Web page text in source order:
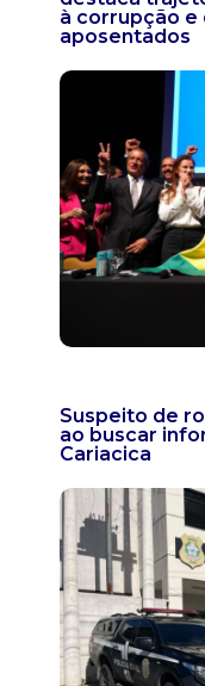
à corrupção e
aposentados
Suspeito de
ao buscar
Cariacica